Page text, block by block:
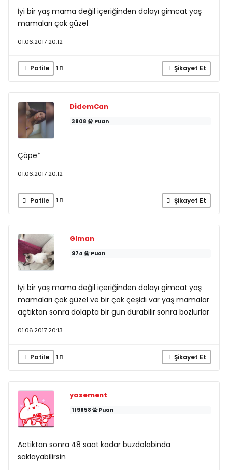
İyi bir yaş mama değil içeriğinden dolayı gimcat yaş
mamaları çok güzel
01.06.2017 20:12
Patile 1 Şikayet Et
DidemCan
3808 Puan
Çöpe*
01.06.2017 20:12
Patile 1 Şikayet Et
Glman
974 Puan
İyi bir yaş mama değil içeriğinden dolayı gimcat yaş
mamaları çok güzel ve bir çok çeşidi var yaş mamalar
açtıktan sonra dolapta bir gün durabilir sonra bozlurlar
01.06.2017 20:13
Patile 1 Şikayet Et
yasement
119858 Puan
Actiktan sonra 48 saat kadar buzdolabinda
saklayabilirsin